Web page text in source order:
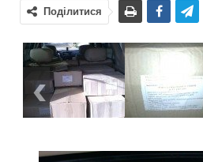
Поділитися